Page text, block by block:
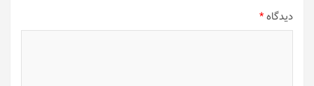
دیدگاه*